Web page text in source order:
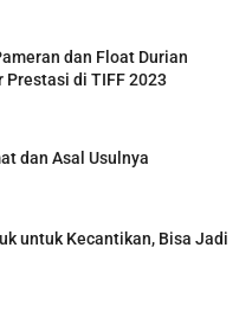
dan Float Durian
Prestasi di TIFF 2023
dan Asal Usulnya
untuk Kecantikan, Bisa Jadi